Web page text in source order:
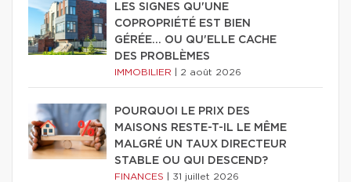
LES SIGNES QU'UNE
COPROPRIÉTÉ EST BIEN
GÉRÉE… OU QU'ELLE CACHE
DES PROBLÈMES
IMMOBILIER 2 août 2026
POURQUOI LE PRIX DES
MAISONS RESTE-T-IL LE MÊME
MALGRÉ UN TAUX DIRECTEUR
STABLE OU QUI DESCEND?
FINANCES 31 juillet 2026